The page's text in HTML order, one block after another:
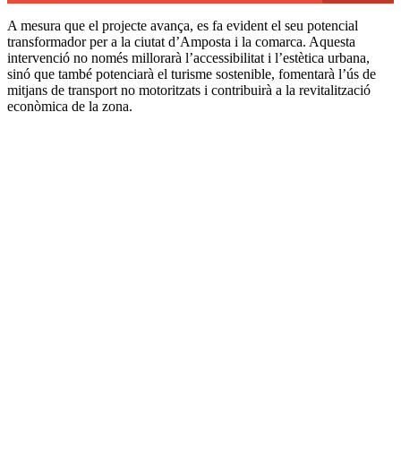
A mesura que el projecte avança, es fa evident el seu potencial
transformador per a la ciutat d’Amposta i la comarca. Aquesta
intervenció no només millorarà l’accessibilitat i l’estètica urbana,
sinó que també potenciarà el turisme sostenible, fomentarà l’ús de
mitjans de transport no motoritzats i contribuirà a la revitalització
econòmica de la zona.